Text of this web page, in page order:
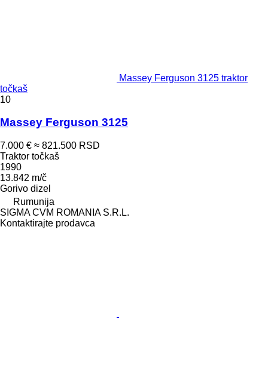
Massey Ferguson 3125 traktor
točkaš
10
Massey Ferguson 3125
7.000 € ≈ 821.500 RSD
Traktor točkaš
1990
13.842 m/č
Gorivo dizel
Rumunija
SIGMA CVM ROMANIA S.R.L.
Kontaktirajte prodavca